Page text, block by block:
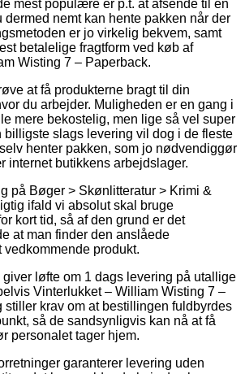
mest populære er p.t. at afsende til en
dermed nemt kan hente pakken når der
er jo virkelig bekvem, samt
betalelige fragtform ved køb af
Wisting 7 – Paperback.
at få produkterne bragt til din
du arbejder. Muligheden er en gang i
mere bekostelig, men lige så vel super
billigste slags levering vil dog i de fleste
henter pakken, som jo nødvendiggør
butikkens arbejdslager.
på Bøger > Skønlitteratur > Krimi &
ifald vi absolut skal bruge
kort tid, så af den grund er det
at man finder den anslåede
vedkommende produkt.
løfte om 1 dags levering på utallige
Vinterlukket – William Wisting 7 –
stiller krav om at bestillingen fuldbyrdes
så de sandsynligvis kan nå at få
personalet tager hjem.
garanterer levering uden